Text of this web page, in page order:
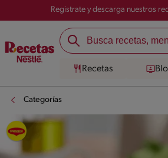
Registrate y descarga nuestros
Recetas
Categorías